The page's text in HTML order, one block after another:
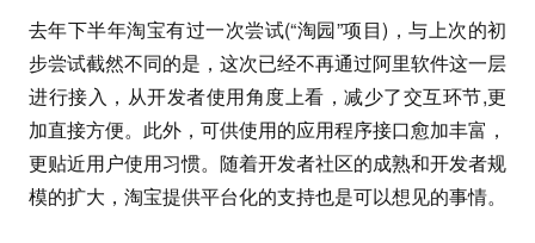
去年下半年淘宝有过一次尝试(“淘园”项目)，与上次的初
步尝试截然不同的是，这次已经不再通过阿里软件这一层
进行接入，从开发者使用角度上看，减少了交互环节,更
加直接方便。此外，可供使用的应用程序接口愈加丰富，
更贴近用户使用习惯。随着开发者社区的成熟和开发者规
模的扩大，淘宝提供平台化的支持也是可以想见的事情。